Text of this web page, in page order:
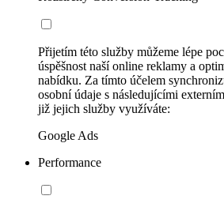
Přijetím této služby můžeme lépe
úspěšnost naší online reklamy a
nabídku. Za tímto účelem
osobní údaje s následujícími
již jejich služby využíváte:
Google Ads
Performance